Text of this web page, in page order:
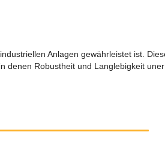
Anlagen gewährleistet ist.
denen Robustheit und Langlebigkeit